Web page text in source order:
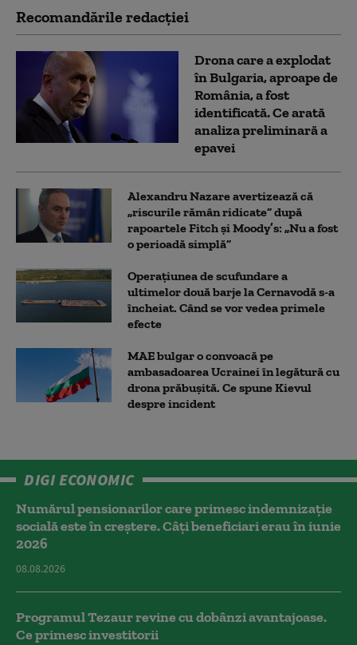
Recomandările redacţiei
Drona care a explodat
în Bulgaria, aproape de
România, a fost
identificată. Ce arată
analiza preliminară a
epavei
Alexandru Nazare avertizează că
„riscurile rămân ridicate” după
rapoartele Fitch și Moody’s: „Nu a fost
o perioadă simplă”
Operațiunea de scufundare a
ultimelor două barje la Cernavodă s-a
încheiat. Când se vor vedea primele
efecte
MAE bulgar o convoacă pe
ambasadoarea Ucrainei în legătură cu
drona prăbuşită. Ce spune Kievul
despre incident
DIGI ECONOMIC
Numărul pensionarilor care primesc indemnizaţie
socială este în creștere. Câți beneficiari erau în iunie
2026
08.08.2026
Programul Tezaur revine cu dobânzi avantajoase.
Ce primesc investitorii